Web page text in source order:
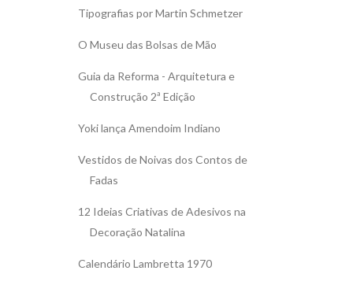
Tipografias por Martin Schmetzer
O Museu das Bolsas de Mão
Guia da Reforma - Arquitetura e
Construção 2ª Edição
Yoki lança Amendoim Indiano
Vestidos de Noivas dos Contos de
Fadas
12 Ideias Criativas de Adesivos na
Decoração Natalina
Calendário Lambretta 1970